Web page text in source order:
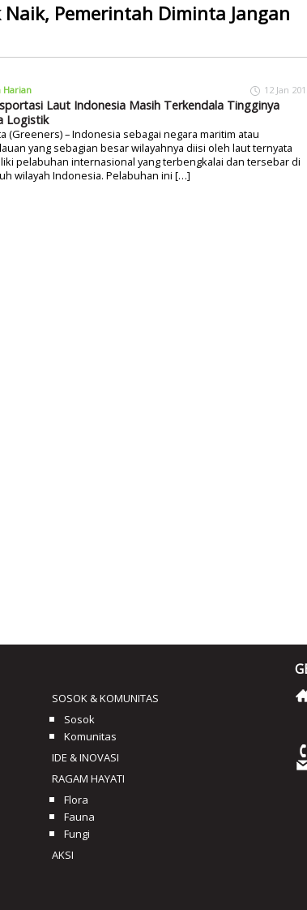
Pemerintah Diminta Jangan
Harian 12 Jan
Laut Indonesia Masih Terkendala Tingginya
Logistik
(Greeners) – Indonesia sebagai negara maritim atau
yang sebagian besar wilayahnya diisi oleh laut ternyata
pelabuhan internasional yang terbengkalai dan tersebar di
wilayah Indonesia. Pelabuhan ini […]
SOSOK & KOMUNITAS
Sosok
Komunitas
IDE & INOVASI
RAGAM HAYATI
Flora
Fauna
Fungi
AKSI